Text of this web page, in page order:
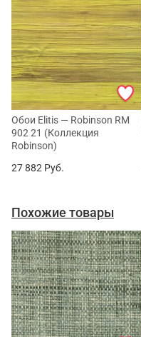
Обои Elitis — Robinson RM
902 21 (Коллекция
Robinson)
27 882 Руб.
Похожие товары